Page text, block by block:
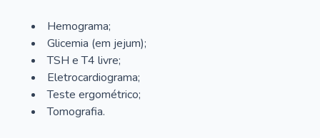
Hemograma;
Glicemia (em jejum);
TSH e T4 livre;
Eletrocardiograma;
Teste ergométrico;
Tomografia.